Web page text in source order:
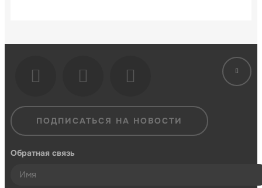
ПОДПИСАТЬСЯ НА НОВОСТИ
Обратная связь